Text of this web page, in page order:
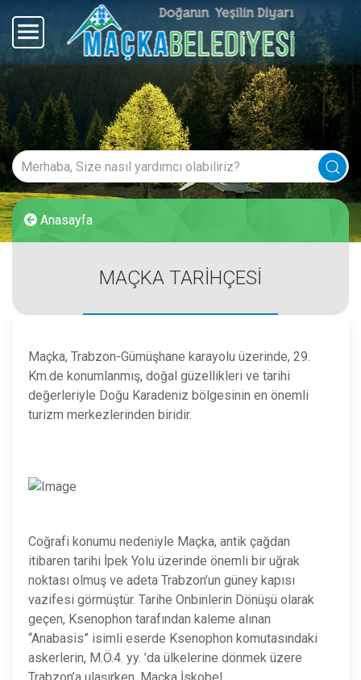
Anasayfa
MAÇKA TARİHÇESİ
Maçka, Trabzon-Gümüşhane karayolu üzerinde, 29.
Km.de konumlanmış, doğal güzellikleri ve tarihi
değerleriyle Doğu Karadeniz bölgesinin en önemli
turizm merkezlerinden biridir.
Coğrafi konumu nedeniyle Maçka, antik çağdan
itibaren tarihi İpek Yolu üzerinde önemli bir uğrak
noktası olmuş ve adeta Trabzon’un güney kapısı
vazifesi görmüştür. Tarihe Onbinlerin Dönüşü olarak
geçen, Ksenophon tarafından kaleme alınan
“Anabasis” isimli eserde Ksenophon komutasındaki
askerlerin, M.Ö.4. yy. ’da ülkelerine dönmek üzere